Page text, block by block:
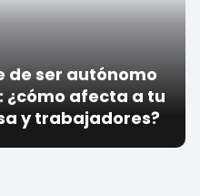
de ser autónomo
¿cómo afecta a tu
y trabajadores?